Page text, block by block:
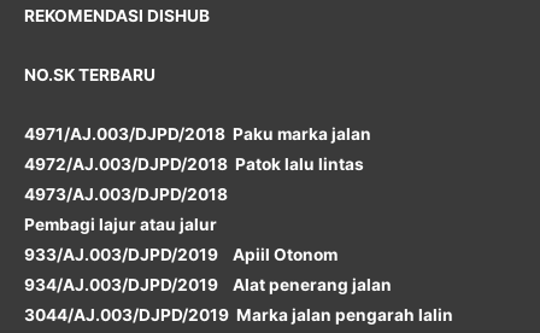
REKOMENDASI DISHUB
NO.SK TERBARU
4971/AJ.003/DJPD/2018 Paku marka jalan
4972/AJ.003/DJPD/2018 Patok lalu lintas
4973/AJ.003/DJPD/2018
Pembagi lajur atau jalur
933/AJ.003/DJPD/2019 Apiil Otonom
934/AJ.003/DJPD/2019 Alat penerang jalan
3044/AJ.003/DJPD/2019 Marka jalan pengarah lalin